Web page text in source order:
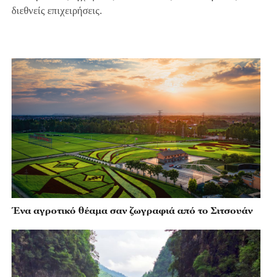
διεθνείς επιχειρήσεις.
Ένα αγροτικό θέαμα σαν ζωγραφιά από το Σιτσουάν